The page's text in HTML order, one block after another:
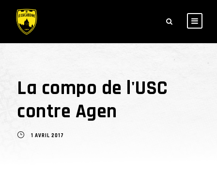
La compo de l'USC
contre Agen
1 AVRIL 2017